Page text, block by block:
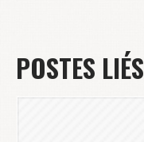
POSTES LIÉS